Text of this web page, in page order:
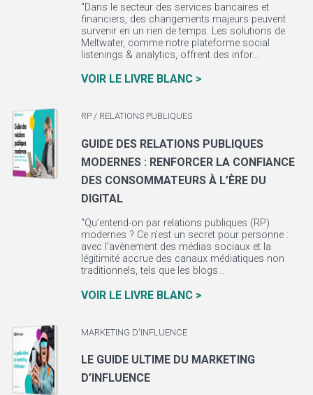
"Dans le secteur des services bancaires et
financiers, des changements majeurs peuvent
survenir en un rien de temps. Les solutions de
Meltwater, comme notre plateforme social
listenings & analytics, offrent des infor...
VOIR LE LIVRE BLANC >
RP / RELATIONS PUBLIQUES
GUIDE DES RELATIONS PUBLIQUES
MODERNES : RENFORCER LA CONFIANCE
DES CONSOMMATEURS À L’ÈRE DU
DIGITAL
"Qu’entend-on par relations publiques (RP)
modernes ? Ce n’est un secret pour personne :
avec l’avènement des médias sociaux et la
légitimité accrue des canaux médiatiques non
traditionnels, tels que les blogs...
VOIR LE LIVRE BLANC >
MARKETING D'INFLUENCE
LE GUIDE ULTIME DU MARKETING
D’INFLUENCE